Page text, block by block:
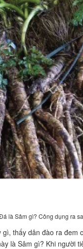
là Sâm gì? Công dụng ra
thấy dân đào ra
là Sâm gì? Khi người